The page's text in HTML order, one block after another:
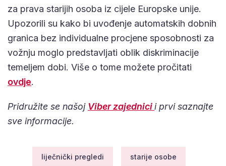
za prava starijih osoba iz cijele Europske unije.
Upozorili su kako bi uvođenje automatskih dobnih
granica bez individualne procjene sposobnosti za
vožnju moglo predstavljati oblik diskriminacije
temeljem dobi. Više o tome možete pročitati
ovdje.
Pridružite se našoj Viber zajednicii prvi saznajte
sve informacije.
liječnički pregledi starije osobe